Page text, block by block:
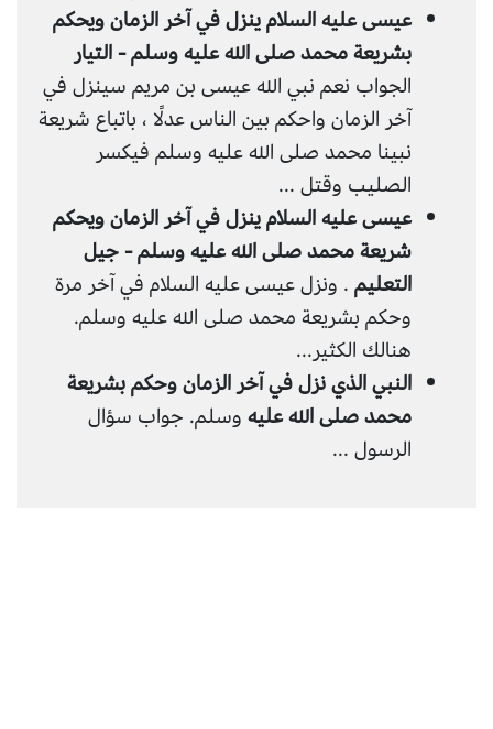
عيسى عليه السلام ينزل في آخر الزمان ويحكم
بشريعة محمد صلى الله عليه وسلم - التيار
الجواب نعم نبي الله عيسى بن مريم سينزل في
آخر الزمان واحكم بين الناس عدلًا ، باتباع شريعة
نبينا محمد صلى الله عليه وسلم فيكسر
الصليب وقتل ...
عيسى عليه السلام ينزل في آخر الزمان ويحكم
شريعة محمد صلى الله عليه وسلم - جيل
التعليم . ونزل عيسى عليه السلام في آخر مرة
وحكم بشريعة محمد صلى الله عليه وسلم.
هنالك الكثير...
النبي الذي نزل في آخر الزمان وحكم بشريعة
محمد صلى الله عليه وسلم. جواب سؤال
الرسول ...